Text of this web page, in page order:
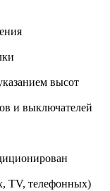
высот
и выключателей
TV, телефонных)